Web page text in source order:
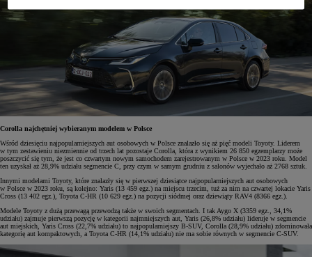
Corolla najchętniej wybieranym modelem w Polsce
Wśród dziesięciu najpopularniejszych aut osobowych w Polsce znalazło się aż pięć modeli Toyoty. Liderem
w tym zestawieniu niezmiennie od trzech lat pozostaje Corolla, która z wynikiem 26 850 egzemplarzy może
poszczycić się tym, że jest co czwartym nowym samochodem zarejestrowanym w Polsce w 2023 roku. Model
ten uzyskał aż 28,9% udziału segmencie C, przy czym w samym grudniu z salonów wyjechało aż 2768 sztuk.
Innymi modelami Toyoty, które znalazły się w pierwszej dziesiątce najpopularniejszych aut osobowych
w Polsce w 2023 roku, są kolejno: Yaris (13 459 egz.) na miejscu trzecim, tuż za nim na czwartej lokacie Yaris
Cross (13 402 egz.), Toyota C-HR (10 629 egz.) na pozycji siódmej oraz dziewiąty RAV4 (8366 egz.).
Modele Toyoty z dużą przewagą przewodzą także w swoich segmentach. I tak Aygo X (3359 egz., 34,1%
udziału) zajmuje pierwszą pozycję w kategorii najmniejszych aut, Yaris (26,8% udziału) lideruje w segmencie
aut miejskich, Yaris Cross (22,7% udziału) to najpopularniejszy B-SUV, Corolla (28,9% udziału) zdominowała
kategorię aut kompaktowych, a Toyota C-HR (14,1% udziału) nie ma sobie równych w segmencie C-SUV.